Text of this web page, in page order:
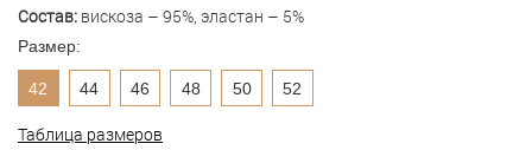
Состав: вискоза – 95%, эластан – 5%
Размер:
42 44 46 48 50 52
Таблица размеров